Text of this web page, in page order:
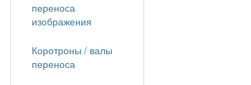
переноса
изображения
Коротроны / валы
переноса